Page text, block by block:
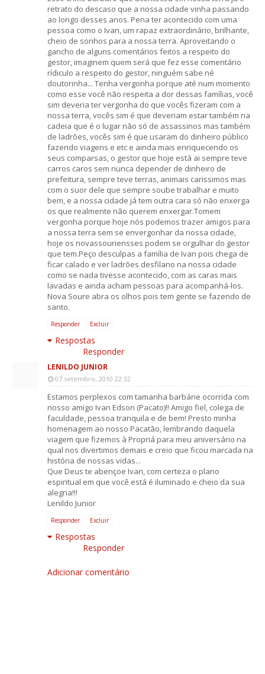
retrato do descaso que a nossa cidade vinha passando
ao longo desses anos. Pena ter acontecido com uma
pessoa como o Ivan, um rapaz extraordinário, brilhante,
cheio de sonhos para a nossa terra. Aproveitando o
gancho de alguns comentários feitos a respeito do
gestor, imaginem quem será que fez esse comentário
rídiculo a respeito do gestor, ninguém sabe né
doutorinha... Tenha vergonha porque até num momento
como esse você não respeita a dor dessas famílias, você
sim deveria ter vergonha do que vocês fizeram com a
nossa terra, vocês sim é que deveriam estar também na
cadeia que é o lugar não só de assassinos mas também
de ladrões, vocês sim é que usaram do dinheiro público
fazendo viagens e etc e ainda mais enriquecendo os
seus comparsas, o gestor que hoje está ai sempre teve
carros caros sem nunca depender de dinheiro de
prefeitura, sempre teve terras, animais carissimos mas
com o suor dele que sempre soube trabalhar e muito
bem, e a nossa cidade já tem outra cara só não enxerga
os que realmente não querem enxergar.Tomem
vergonha porque hoje nós podemos trazer amigos para
a nossa terra sem se envergonhar da nossa cidade,
hoje os novassouriensses podem se orgulhar do gestor
que tem.Peço desculpas a família de Ivan pois chega de
ficar calado e ver ladrões desfilano na nossa cidade
como se nada tivesse acontecido, com as caras mais
lavadas e ainda acham pessoas para acompanhá-los.
Nova Soure abra os olhos pois tem gente se fazendo de
santo.
Responder Excluir
Respostas
Responder
LENILDO JUNIOR
07 setembro, 2010 22:32
Estamos perplexos com tamanha barbárie ocorrida com
nosso amigo Ivan Edson (Pacato)!! Amigo fiel, colega de
faculdade, pessoa tranquila e de bem! Presto minha
homenagem ao nosso Pacatão, lembrando daquela
viagem que fizemos à Propriá para meu aniversário na
qual nos divertimos demais e creio que ficou marcada na
história de nossas vidas...
Que Deus te abençoe Ivan, com certeza o plano
espiritual em que você está é iluminado e cheio da sua
alegria!!!
Lenildo Junior
Responder Excluir
Respostas
Responder
Adicionar comentário